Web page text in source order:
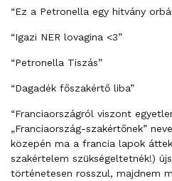
“Ez a Petronella egy hitvány
“Igazi NER lovagina <3”
“Petronella Tiszás”
“Dagadék főszakértő liba”
“Franciaországról viszont
„Franciaország-szakértőnek”
közepén ma a francia lapok
szakértelem szükségeltetnék!)
történetesen rosszul, majdnem